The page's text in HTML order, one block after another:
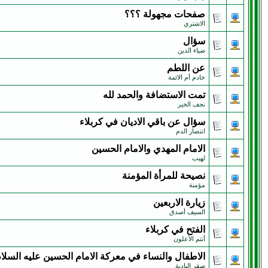
صفحات مجهولة ؟؟؟
الاشتري
سؤال
ضياء الدين
عن اللطم
خادم أم الائمة
تمت الاستضافة والحمد لله
نجف الخير
سؤال عن باقي الاديان في كربلاء
انتصار الدم
الامام المهدي والامام الحسين
لهيب
نصيحة للمرأة المؤمنة
مؤمنة
زيارة الاربعين
السيف أصدق
الفتح في كربلاء
أنتم الأعلون
الاطفال والنساء في معركة الامام الحسين عليه
صقر البادية